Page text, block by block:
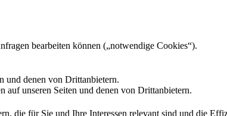
bearbeiten können („notwendige Cookies“).
und denen von Drittanbietern.
auf unseren Seiten und denen von Drittanbietern.
die für Sie und Ihre Interessen relevant sind und die